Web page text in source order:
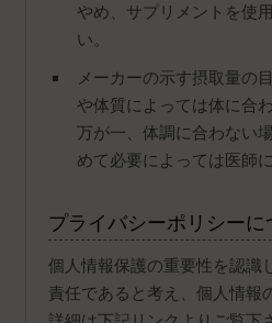
やめ、サプリメントを使
い。
メーカーの示す摂取量の
や体質によっては体に合
万が一、体調に合わない
めて必要によっては医師
プライバシーポリシーに
個人情報保護の重要性を認識
責任であると考え、個人情報